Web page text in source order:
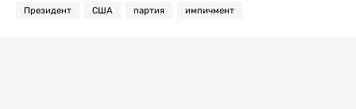
Президент США партия импичмент